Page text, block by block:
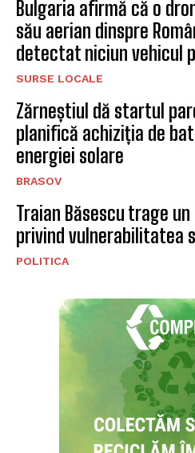
Bulgaria afirmă că o
său aerian dinspre
detectat niciun vehicul
SURSE LOCALE
Zărneștiul dă startul
planifică achiziția de
energiei solare
BRASOV
Traian Băsescu trage
privind vulnerabilitatea
POLITICA